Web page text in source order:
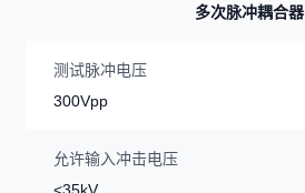
多次脉冲耦合器
测试脉冲电压
300Vpp
允许输入冲击电压